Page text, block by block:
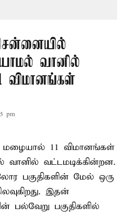
வானில்
விமானங்கள்
pm
11 விமானங்கள்
வானில் வட்டமடிக்கின்றன.
பகுதிகளின் மேல் ஒரு
இதன்
பல்வேறு பகுதிகளில்